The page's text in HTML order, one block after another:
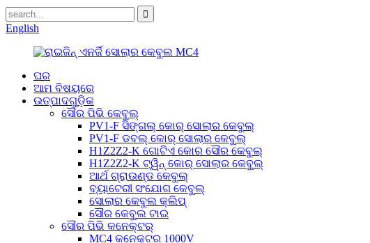
English
ଘର
ଆମ ବିଷୟରେ
ଉତ୍ପାଦଗୁଡ଼ିକ
ସୌର ପିଭି କେବୁଲ୍
PV1-F ସିଙ୍ଗଲ୍ କୋର୍ ସୋଲାର କେବୁଲ୍
PV1-F ଡବଲ୍ କୋର୍ ସୋଲାର କେବୁଲ୍
H1Z2Z2-K ଗୋଟିଏ କୋର ସୌର କେବୁଲ୍
H1Z2Z2-K ଟ୍ୱିନ୍ କୋର୍ ସୋଲାର କେବୁଲ୍
ଆର୍ଥ ଗ୍ରାଉଣ୍ଡ କେବୁଲ୍
ବ୍ୟାଟେରୀ ସଂଯୋଗ କେବୁଲ୍
ସୋଲାର କେବୁଲ କ୍ଲିପ୍
ସୌର କେବୁଲ ଟାଇ
ସୌର ପିଭି କନେକ୍ଟର୍
MC4 କନେକ୍ଟର 1000V